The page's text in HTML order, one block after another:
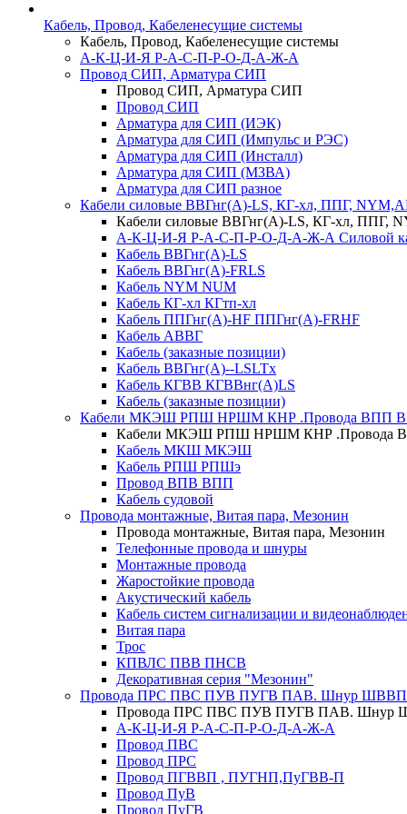
Кабель, Провод, Кабеленесущие системы
Кабель, Провод, Кабеленесущие системы
А-К-Ц-И-Я Р-А-С-П-Р-О-Д-А-Ж-А
Провод СИП, Арматура СИП
Провод СИП, Арматура СИП
Провод СИП
Арматура для СИП (ИЭК)
Арматура для СИП (Импульс и РЭС)
Арматура для СИП (Инсталл)
Арматура для СИП (МЗВА)
Арматура для СИП разное
Кабели силовые ВВГнг(А)-LS, КГ-хл, ППГ,
Кабели силовые ВВГнг(А)-LS, КГ-хл, ППГ,
А-К-Ц-И-Я Р-А-С-П-Р-О-Д-А-Ж-А Силовой
Кабель ВВГнг(А)-LS
Кабель ВВГнг(А)-FRLS
Кабель NYM NUM
Кабель КГ-хл КГтп-хл
Кабель ППГнг(А)-HF ППГнг(А)-FRHF
Кабель АВВГ
Кабель (заказные позиции)
Кабель ВВГнг(А)--LSLTx
Кабель КГВВ КГВВнг(А)LS
Кабель (заказные позиции)
Кабели МКЭШ РПШ НРШМ КНР .Провода ВПП
Кабели МКЭШ РПШ НРШМ КНР .Провода
Кабель МКШ МКЭШ
Кабель РПШ РПШэ
Провод ВПВ ВПП
Кабель судовой
Провода монтажные, Витая пара, Мезонин
Провода монтажные, Витая пара, Мезонин
Телефонные провода и шнуры
Монтажные провода
Жаростойкие провода
Акустический кабель
Кабель систем сигнализации и
Витая пара
Трос
КПВЛС ПВВ ПНСВ
Декоративная серия "Мезонин"
Провода ПРС ПВС ПУВ ПУГВ ПАВ. Шнур
Провода ПРС ПВС ПУВ ПУГВ ПАВ. Шнур
А-К-Ц-И-Я Р-А-С-П-Р-О-Д-А-Ж-А
Провод ПВС
Провод ПРС
Провод ПГВВП , ПУГНП,ПуГВВ-П
Провод ПуВ
Провод ПуГВ